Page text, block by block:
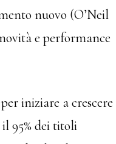
nuovo (O’Neil
e performance
iniziare a crescere
95% dei titoli